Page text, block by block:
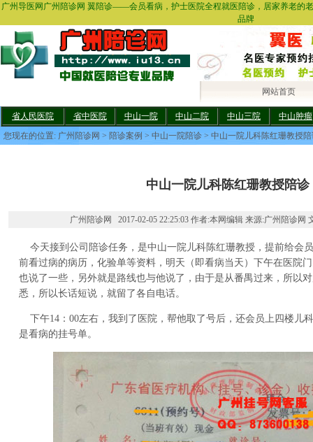
广州导医网广州陪诊网 翼陪诊——会员看病，护士医院全程就医陪诊，居家养老的
品牌
网站首页
省人民医院 省中医院 中山一院 中山二院 中山三院
中山肿瘤
您现在的位置: 广州陪诊网 > 陪诊案例 > 中山一院陪诊 > 中山一院儿科陈红珊教授
中山一院儿科陈红珊教授陪诊
广州陪诊网 2017-02-05 22:25:03 作者:本网编辑 来源:广州陪诊网
今天接到公司陪诊任务，是中山一院儿科陈红珊教授，提前给会
前看过病的病历，化验单等资料，明天（即看病当天）下午在医院
也说了一些，另外就是路线也与他说了，由于是从番禺过来，所以
悉，所以长话短说，就留了各自电话。
下午14：00左右，我到了医院，帮他取了号后，还会员上四楼儿
是看病的挂号单。